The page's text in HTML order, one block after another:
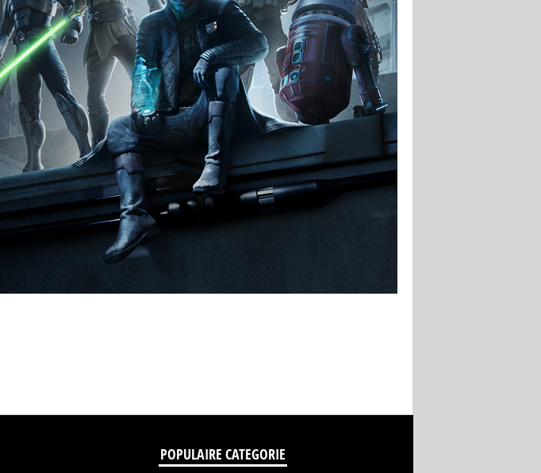
POPULAIRE CATEGORIE